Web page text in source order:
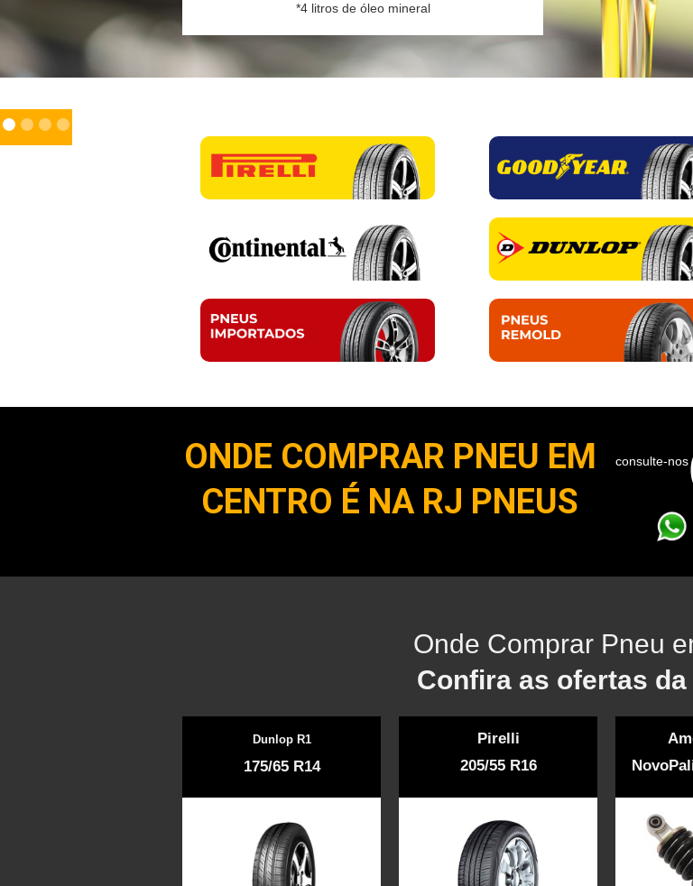
*4 litros de óleo mineral
ONDE COMPRAR PNEU EM
CENTRO É NA RJ PNEUS
consulte-nos
Onde Comprar Pneu
Confira as ofertas
Dunlop R1
175/65 R14
Pirelli
205/55 R16